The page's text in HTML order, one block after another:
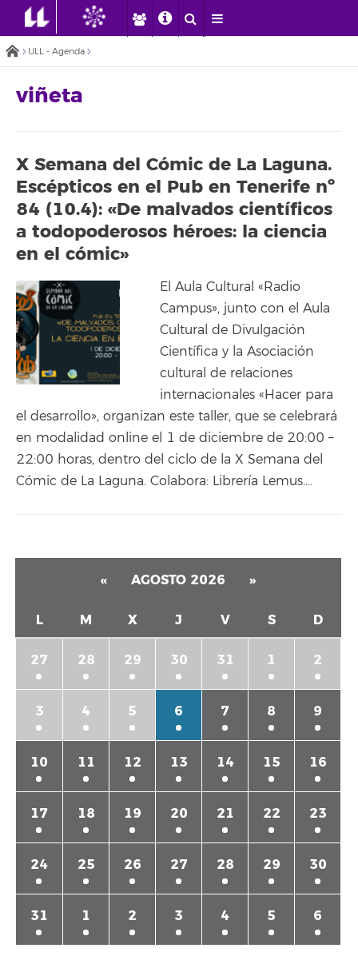
ULL - Agenda
viñeta
X Semana del Cómic de La Laguna.
Escépticos en el Pub en Tenerife nº
84 (10.4): «De malvados científicos
a todopoderosos héroes: la ciencia
en el cómic»
El Aula Cultural «Radio
Campus», junto con el Aula
Cultural de Divulgación
Científica y la Asociación
cultural de relaciones
internacionales «Hacer para
el desarrollo», organizan este taller, que se celebrará
en modalidad online el 1 de diciembre de 20:00 –
22:00 horas, dentro del ciclo de la X Semana del
Cómic de La Laguna. Colabora: Librería Lemus….
« AGOSTO 2026 »
L M X J V S D
27 28 29 30 31 1 2
3 4 5 6 7 8 9
10 11 12 13 14 15 16
17 18 19 20 21 22 23
24 25 26 27 28 29 30
31 1 2 3 4 5 6